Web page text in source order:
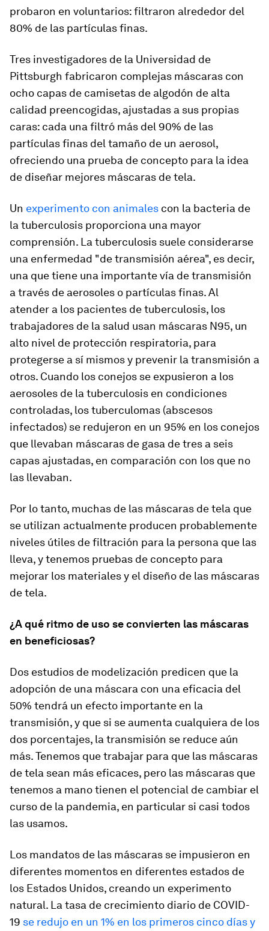
probaron en voluntarios: filtraron alrededor del
80% de las partículas finas.
Tres investigadores de la Universidad de
Pittsburgh fabricaron complejas máscaras con
ocho capas de camisetas de algodón de alta
calidad preencogidas, ajustadas a sus propias
caras: cada una filtró más del 90% de las
partículas finas del tamaño de un aerosol,
ofreciendo una prueba de concepto para la idea
de diseñar mejores máscaras de tela.
Un experimento con animales con la bacteria de
la tuberculosis proporciona una mayor
comprensión. La tuberculosis suele considerarse
una enfermedad "de transmisión aérea", es decir,
una que tiene una importante vía de transmisión
a través de aerosoles o partículas finas. Al
atender a los pacientes de tuberculosis, los
trabajadores de la salud usan máscaras N95, un
alto nivel de protección respiratoria, para
protegerse a sí mismos y prevenir la transmisión a
otros. Cuando los conejos se expusieron a los
aerosoles de la tuberculosis en condiciones
controladas, los tuberculomas (abscesos
infectados) se redujeron en un 95% en los conejos
que llevaban máscaras de gasa de tres a seis
capas ajustadas, en comparación con los que no
las llevaban.
Por lo tanto, muchas de las máscaras de tela que
se utilizan actualmente producen probablemente
niveles útiles de filtración para la persona que las
lleva, y tenemos pruebas de concepto para
mejorar los materiales y el diseño de las máscaras
de tela.
¿A qué ritmo de uso se convierten las máscaras
en beneficiosas?
Dos estudios de modelización predicen que la
adopción de una máscara con una eficacia del
50% tendrá un efecto importante en la
transmisión, y que si se aumenta cualquiera de los
dos porcentajes, la transmisión se reduce aún
más. Tenemos que trabajar para que las máscaras
de tela sean más eficaces, pero las máscaras que
tenemos a mano tienen el potencial de cambiar el
curso de la pandemia, en particular si casi todos
las usamos.
Los mandatos de las máscaras se impusieron en
diferentes momentos en diferentes estados de
los Estados Unidos, creando un experimento
natural. La tasa de crecimiento diario de COVID-
19 se redujo en un 1% en los primeros cinco días y